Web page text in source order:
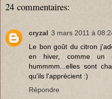
24 commentaires:
cryzal 3 mars 2011 à
Le bon goût du citron
en hiver, comme un
hummmm...elles sont
qu'ils l'apprécient :)
Répondre